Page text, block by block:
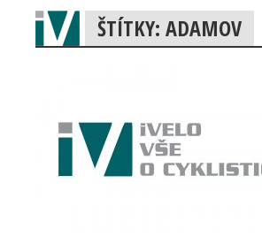
ŠTÍTKY: ADAMOV